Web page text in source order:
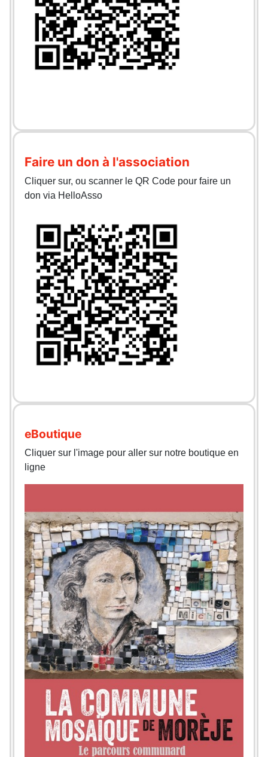
Faire un don à l'association
Cliquer sur, ou scanner le QR Code pour faire un
don via HelloAsso
eBoutique
Cliquer sur l'image pour aller sur notre boutique en
ligne